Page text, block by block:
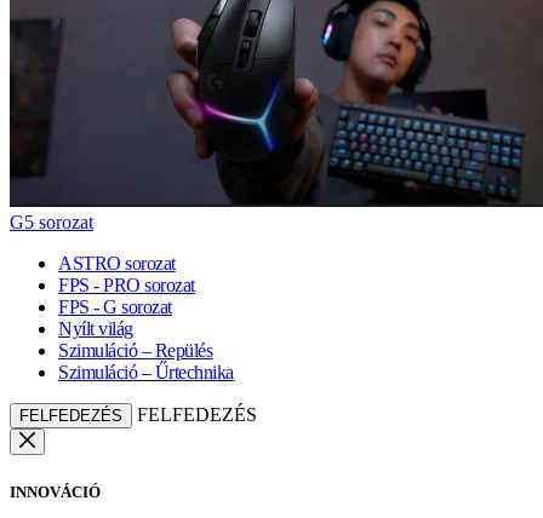
G5 sorozat
ASTRO sorozat
FPS - PRO sorozat
FPS - G sorozat
Nyílt világ
Szimuláció – Repülés
Szimuláció – Űrtechnika
FELFEDEZÉS FELFEDEZÉS
INNOVÁCIÓ